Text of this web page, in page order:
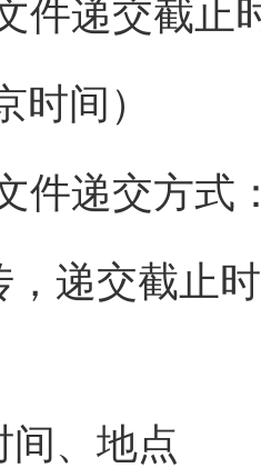
件递交截止
时间）
件递交方式
，递交截止
间、地点